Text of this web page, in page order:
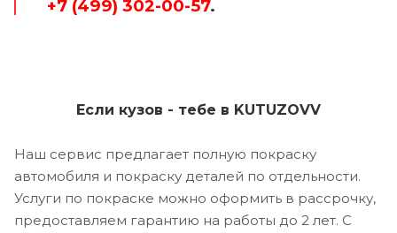
+7 (499) 302-00-57.
Если кузов - тебе в KUTUZOVV
Наш сервис предлагает полную покраску
автомобиля и покраску деталей по отдельности.
Услуги по покраске можно оформить в рассрочку,
предоставляем гарантию на работы до 2 лет. С